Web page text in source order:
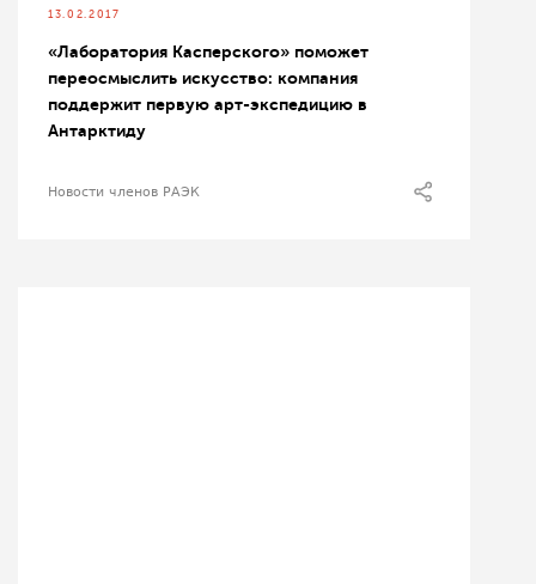
13.02.2017
«Лаборатория Касперского» поможет
переосмыслить искусство: компания
поддержит первую арт-экспедицию в
Антарктиду
Новости членов РАЭК